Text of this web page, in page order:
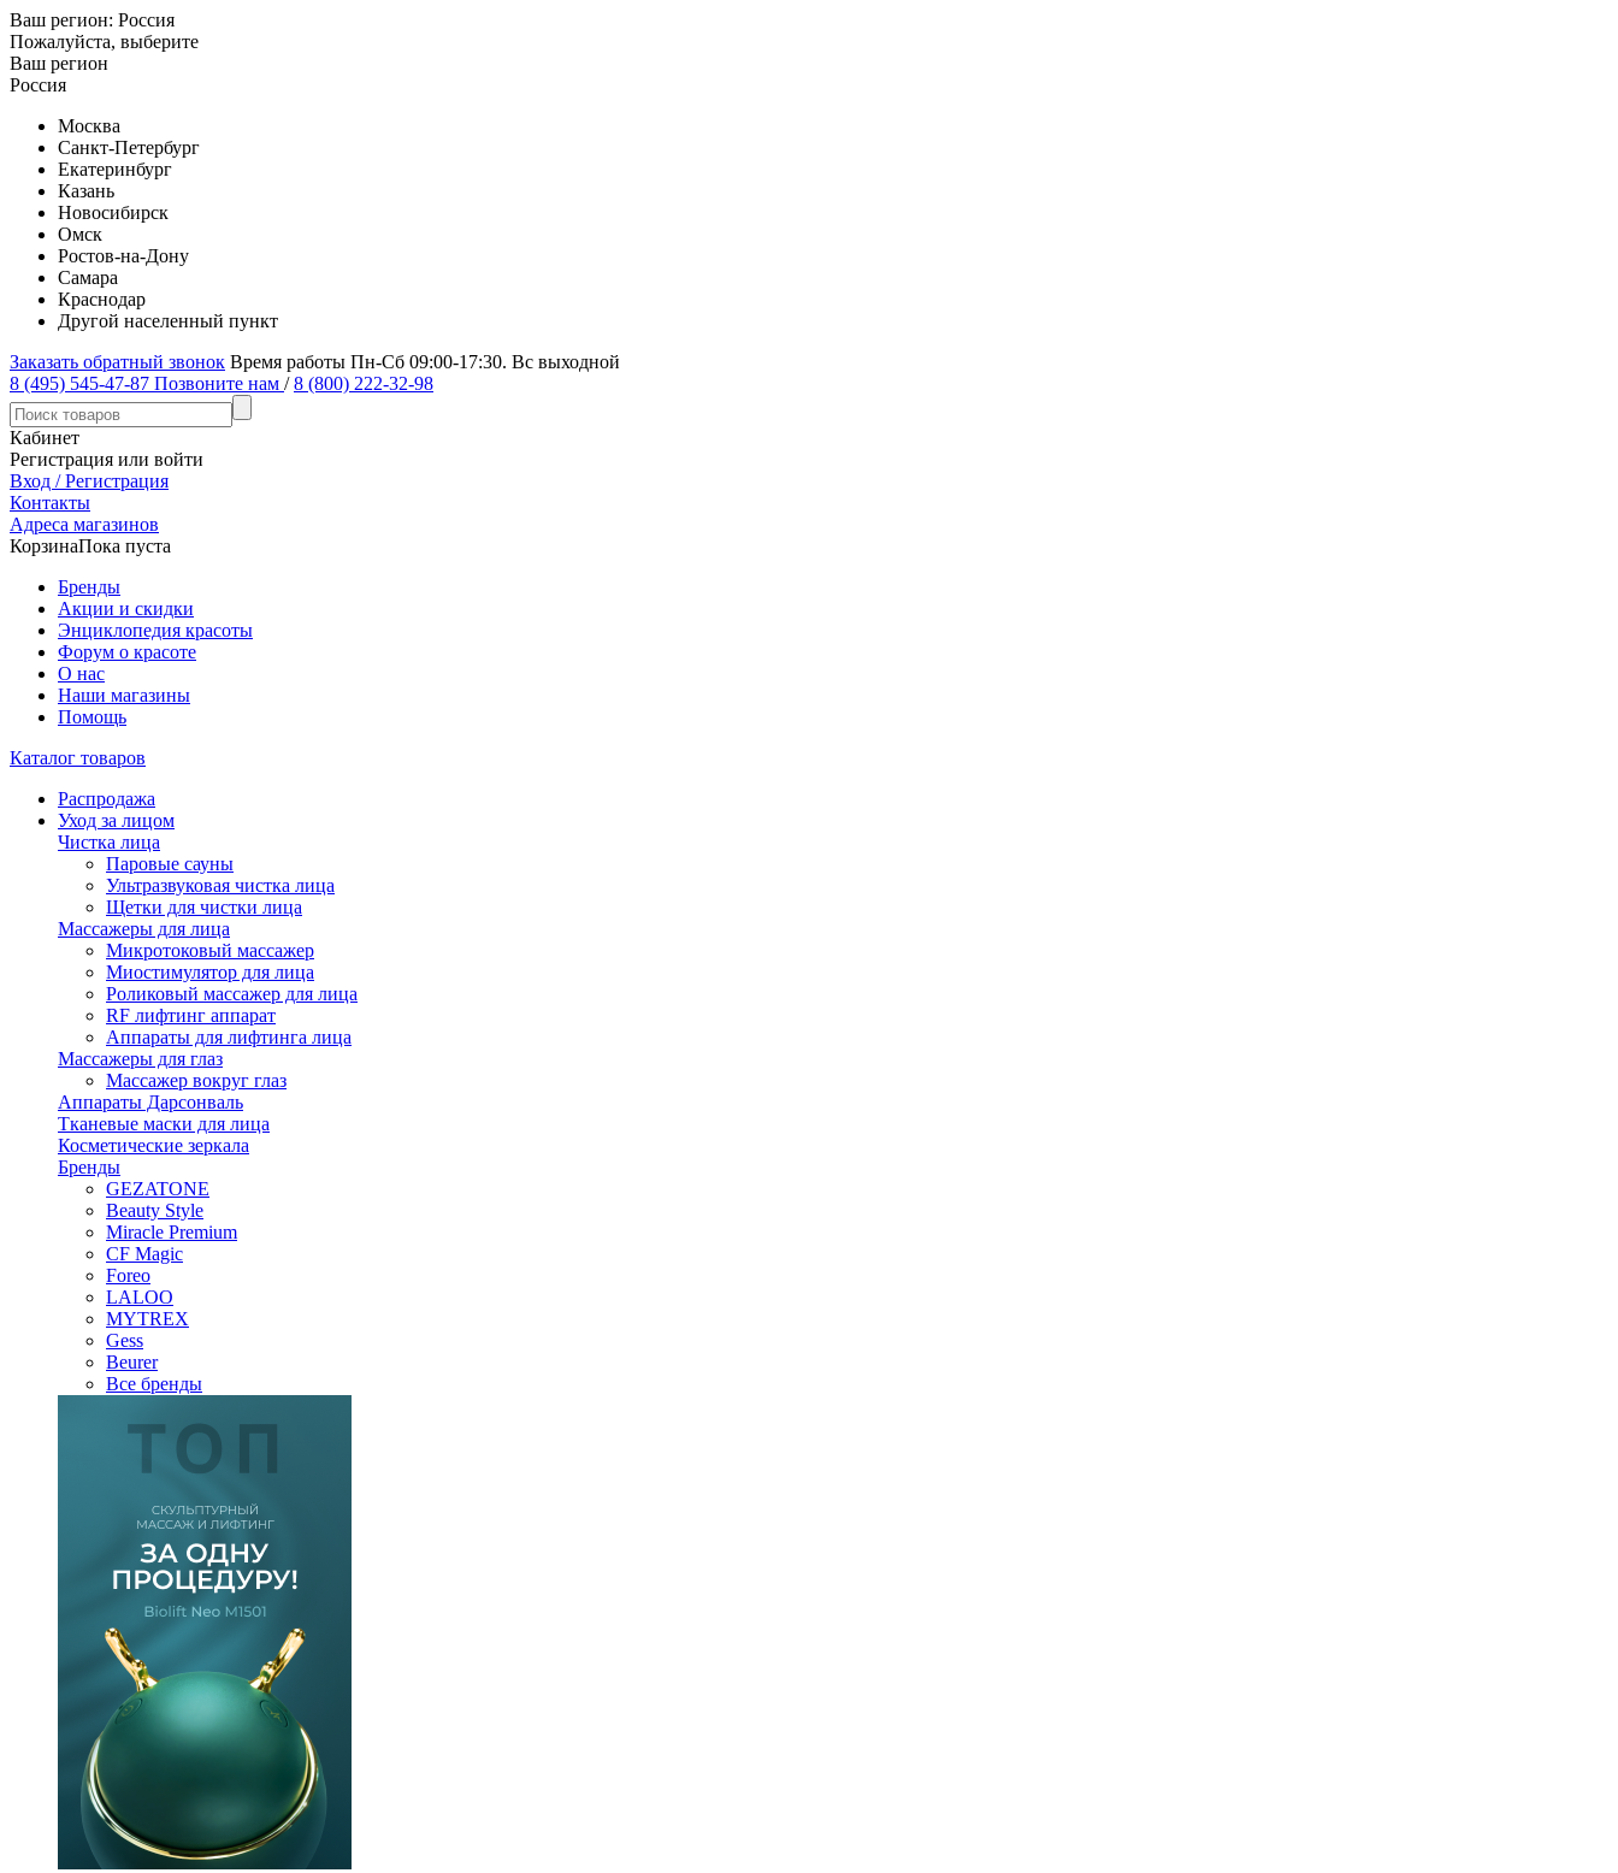
Ваш регион: Россия
Пожалуйста, выберите
Ваш регион
Россия
Москва
Санкт-Петербург
Екатеринбург
Казань
Новосибирск
Омск
Ростов-на-Дону
Самара
Краснодар
Другой населенный пункт
Заказать обратный звонок Время работы Пн-Сб 09:00-17:30. Вс выходной
8 (495) 545-47-87 Позвоните нам / 8 (800) 222-32-98
Кабинет
Регистрация или войти
Вход / Регистрация
Контакты
Адреса магазинов
КорзинаПока пуста
Бренды
Акции и скидки
Энциклопедия красоты
Форум о красоте
О нас
Наши магазины
Помощь
Каталог товаров
Распродажа
Уход за лицом
Чистка лица
Паровые сауны
Ультразвуковая чистка лица
Щетки для чистки лица
Массажеры для лица
Микротоковый массажер
Миостимулятор для лица
Роликовый массажер для лица
RF лифтинг аппарат
Аппараты для лифтинга лица
Массажеры для глаз
Массажер вокруг глаз
Аппараты Дарсонваль
Тканевые маски для лица
Косметические зеркала
Бренды
GEZATONE
Beauty Style
Miracle Premium
CF Magic
Foreo
LALOO
MYTREX
Gess
Beurer
Все бренды